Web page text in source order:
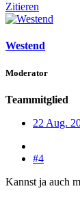
Zitieren
Westend
Moderator
Teammitglied
22 Aug.
#4
Kannst ja auch